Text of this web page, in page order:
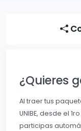
¿Quieres
Al traer tus
UNIBE, desde el
participas